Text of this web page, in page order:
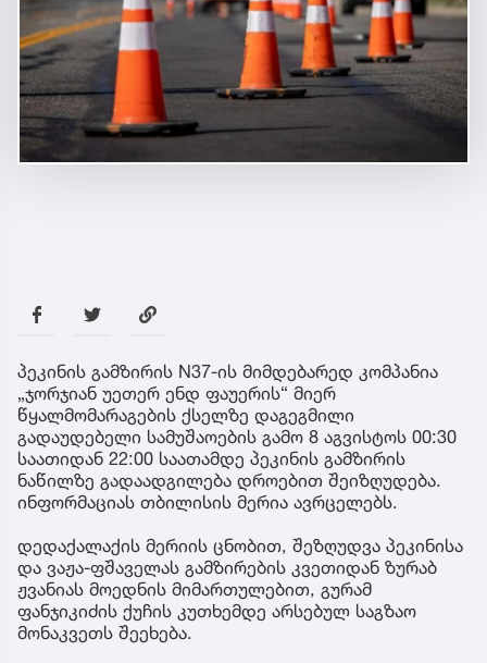
პეკინის გამზირის N37-ის მიმდებარედ კომპანია
„ჯორჯიან უეთერ ენდ ფაუერის“ მიერ
წყალმომარაგების ქსელზე დაგეგმილი
გადაუდებელი სამუშაოების გამო 8 აგვისტოს 00:30
საათიდან 22:00 საათამდე პეკინის გამზირის
ნაწილზე გადაადგილება დროებით შეიზღუდება.
ინფორმაციას თბილისის მერია ავრცელებს.
დედაქალაქის მერიის ცნობით, შეზღუდვა პეკინისა
და ვაჟა-ფშაველას გამზირების კვეთიდან ზურაბ
ჟვანიას მოედნის მიმართულებით, გურამ
ფანჯიკიძის ქუჩის კუთხემდე არსებულ საგზაო
მონაკვეთს შეეხება.